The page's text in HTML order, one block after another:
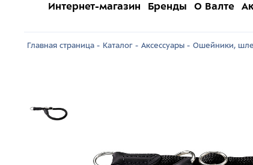
Интернет-магазин Бренды О Валте
Главная страница - Каталог - Аксессуары - Ошейники,